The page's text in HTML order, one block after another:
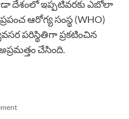
దేశంలో ఇప్పటివరకు ఎబోలా
ఆరోగ్య సంస్థ (WHO)
పరిస్థితిగా ప్రకటించిన
చేసింది.